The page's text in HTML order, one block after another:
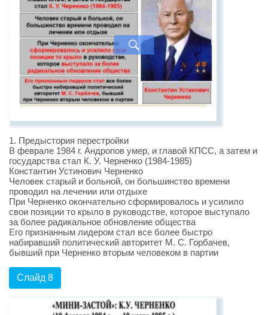
1. Предыстория перестройки
В феврале 1984 г. Андропов умер, и главой КПСС, а затем и
государства стал К. У. Черненко (1984-1985)
Константин Устинович Черненко
Человек старый и больной, он большинство времени
проводил на лечении или отдыхе
При Черненко окончательно сформировалось и усилило
свои позиции то крыло в руководстве, которое выступало
за более радикальное обновление общества
Его признанным лидером стал все более быстро
набиравший политический авторитет М. С. Горбачев,
бывший при Черненко вторым человеком в партии
Слайд 8